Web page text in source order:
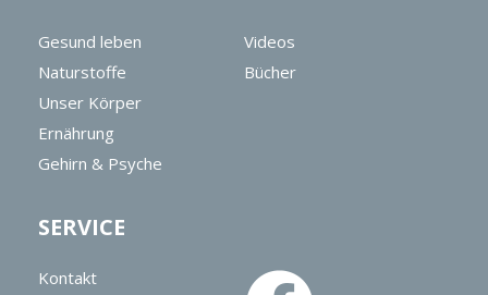
Gesund leben
Naturstoffe
Unser Körper
Ernährung
Gehirn & Psyche
Videos
Bücher
SERVICE
Kontakt